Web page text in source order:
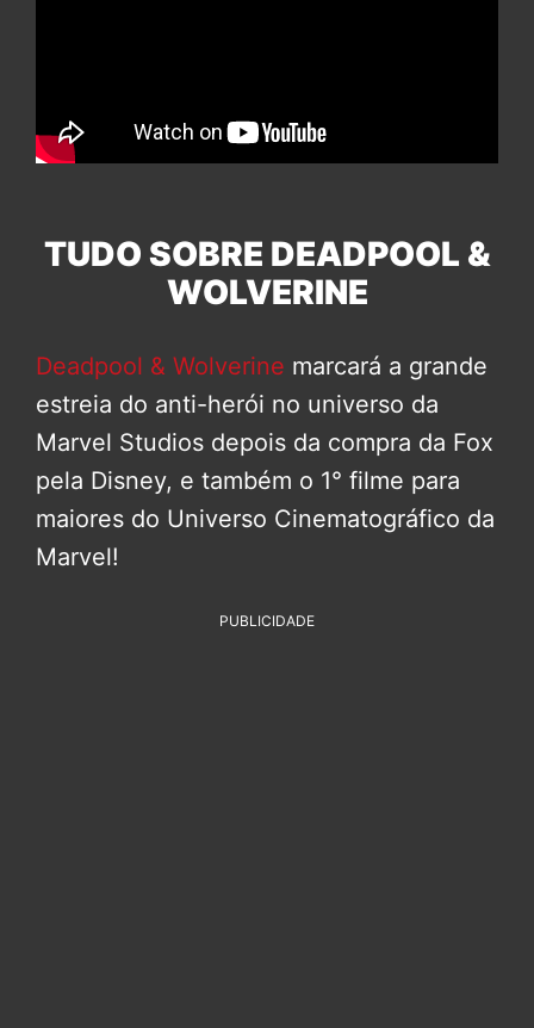
TUDO SOBRE DEADPOOL &
WOLVERINE
Deadpool & Wolverine marcará a grande
estreia do anti-herói no universo da
Marvel Studios depois da compra da Fox
pela Disney, e também o 1° filme para
maiores do Universo Cinematográfico da
Marvel!
PUBLICIDADE